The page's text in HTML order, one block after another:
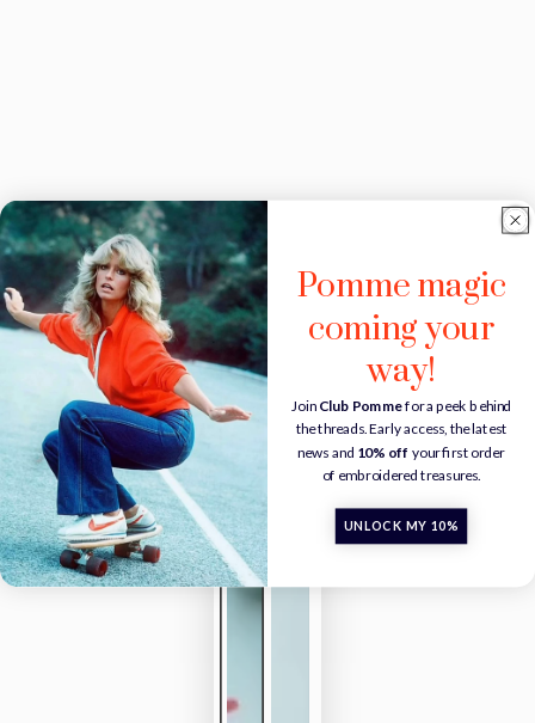
Pomme magic
coming your
way!
Join Club Pommefor a peek behind
the threads. Early access, the latest
news and 10% off your first order
of embroidered treasures.
UNLOCK MY 10%